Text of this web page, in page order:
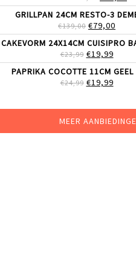
PRIJS
WAS:
€69,00.
IS:
GRILLPAN 24CM RESTO-3
€139,00
PRIJS
WAS:
€139,00.
€79,00
IS:
CAKEVORM 24X14CM CUISIPRO
€23,99
PRIJS
WAS:
€23,99.
€19,99
PRIJS
IS:
PAPRIKA COCOTTE 11CM GEEL
€24,99 €19,99
MEER